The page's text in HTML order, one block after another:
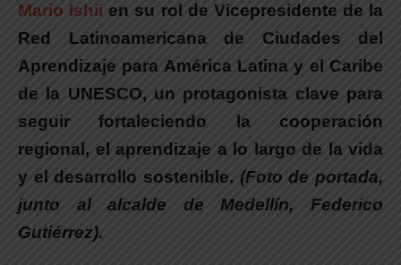
Mario Ishii en su rol de Vicepresidente de la
Red Latinoamericana de Ciudades del
Aprendizaje para América Latina y el Caribe
de la UNESCO, un protagonista clave para
seguir fortaleciendo la cooperación
regional, el aprendizaje a lo largo de la vida
y el desarrollo sostenible. (Foto de portada,
junto al alcalde de Medellín, Federico
Gutiérrez).